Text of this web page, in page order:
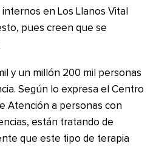
en Los Llanos Vital
pues creen que se
y un millón 200 mil personas
Según lo expresa el Centro
Atención a personas con
están tratando de
que este tipo de terapia